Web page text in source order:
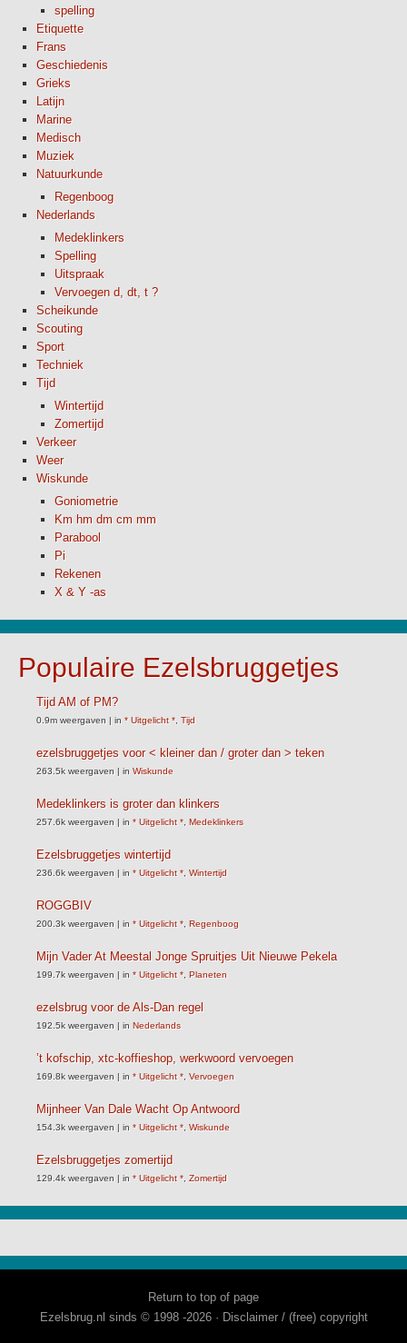
spelling
Etiquette
Frans
Geschiedenis
Grieks
Latijn
Marine
Medisch
Muziek
Natuurkunde
Regenboog
Nederlands
Medeklinkers
Spelling
Uitspraak
Vervoegen d, dt, t ?
Scheikunde
Scouting
Sport
Techniek
Tijd
Wintertijd
Zomertijd
Verkeer
Weer
Wiskunde
Goniometrie
Km hm dm cm mm
Parabool
Pi
Rekenen
X & Y -as
Populaire Ezelsbruggetjes
Tijd AM of PM?
0.9m weergaven | in * Uitgelicht * Tijd
ezelsbruggetjes voor < kleiner dan / groter dan > teken
263.5k weergaven | in Wiskunde
Medeklinkers is groter dan klinkers
257.6k weergaven | in * Uitgelicht * Medeklinkers
Ezelsbruggetjes wintertijd
236.6k weergaven | in * Uitgelicht * Wintertijd
ROGGBIV
200.3k weergaven | in * Uitgelicht * Regenboog
Mijn Vader At Meestal Jonge Spruitjes Uit Nieuwe Pekela
199.7k weergaven | in * Uitgelicht * Planeten
ezelsbrug voor de Als-Dan regel
192.5k weergaven | in Nederlands
’t kofschip, xtc-koffieshop, werkwoord vervoegen
169.8k weergaven | in * Uitgelicht * Vervoegen
Mijnheer Van Dale Wacht Op Antwoord
154.3k weergaven | in * Uitgelicht * Wiskunde
Ezelsbruggetjes zomertijd
129.4k weergaven | in * Uitgelicht * Zomertijd
Return to top of page
Ezelsbrug.nl sinds © 1998 -2026 · Disclaimer / (free) copyright